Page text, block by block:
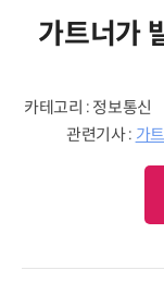
가트너가
카테고리 : 정보통신
관련기사 : 가